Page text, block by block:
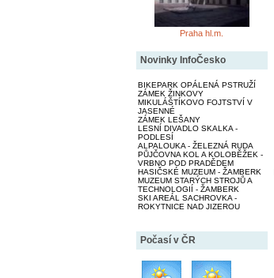
Praha hl.m.
Novinky InfoČesko
BIKEPARK OPÁLENÁ PSTRUŽÍ
ZÁMEK ŽINKOVY
MIKULÁŠTÍKOVO FOJTSTVÍ V
JASENNÉ
ZÁMEK LEŠANY
LESNÍ DIVADLO SKALKA -
PODLESÍ
ALPALOUKA - ŽELEZNÁ RUDA
PŮJČOVNA KOL A KOLOBĚŽEK -
VRBNO POD PRADĚDEM
HASIČSKÉ MUZEUM - ŽAMBERK
MUZEUM STARÝCH STROJŮ A
TECHNOLOGIÍ - ŽAMBERK
SKI AREÁL SACHROVKA -
ROKYTNICE NAD JIZEROU
Počasí v ČR